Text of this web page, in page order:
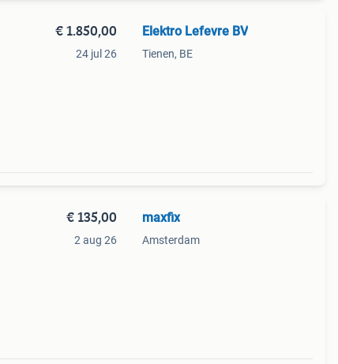
€ 1.850,00
24 jul 26
Elektro Lefevre BV
Tienen, BE
€ 135,00
2 aug 26
maxfix
Amsterdam